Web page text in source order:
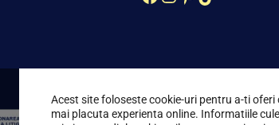
Acest site foloseste cookie-uri pentru a-ti oferi
mai placuta experienta online. Informatiile